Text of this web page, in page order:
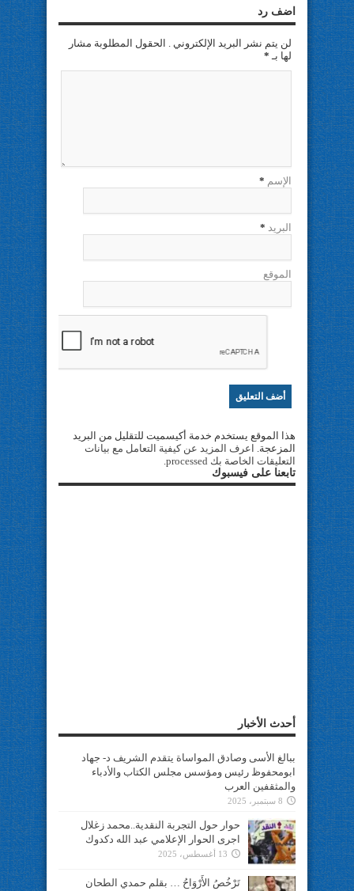
اضف رد
لن يتم نشر البريد الإلكتروني . الحقول المطلوبة مشار
لها بـ *
الإسم *
البريد *
الموقع
هذا الموقع يستخدم خدمة أكيسميت للتقليل من البريد
المزعجة. اعرف المزيد عن كيفية التعامل مع بيانات
التعليقات الخاصة بك processed
.
تابعنا على فيسبوك
أحدث الأخبار
ببالغ الأسى وصادق المواساة يتقدم الشريف د- جهاد
ابومحفوظ رئيس ومؤسس مجلس الكتاب والأدباء
والمثقفين العرب
8 سبتمبر، 2025
حوار حول التجربة النقدية..محمد زغلال
اجرى الحوار الإعلامي عبد الله دكدوك
13 أغسطس، 2025
تَرْخُصُ الأَرْوَاحُ … بقلم حمدي الطحان